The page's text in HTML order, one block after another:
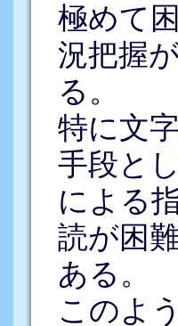
極めて
況把握
る。
特に文
手段と
による
読が困
ある。
このよ